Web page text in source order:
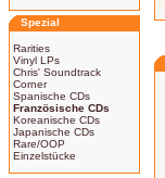
Spezial
Rarities
Vinyl LPs
Chris' Soundtrack
Corner
Spanische CDs
Französische CDs
Koreanische CDs
Japanische CDs
Rare/OOP
Einzelstücke